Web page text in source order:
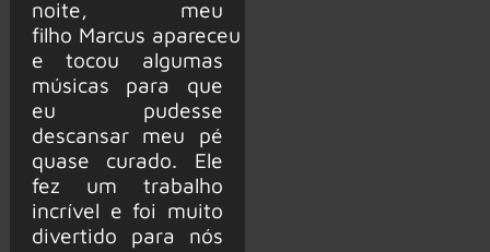
noite, meu
filho Marcus apareceu
e tocou algumas
músicas para que
eu pudesse
descansar meu pé
quase curado. Ele
fez um trabalho
incrível e foi muito
divertido para nós